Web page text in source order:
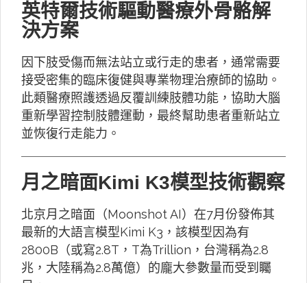
英特爾技術驅動醫療外骨骼解
決方案
因下肢受傷而無法站立或行走的患者，通常需要
接受密集的臨床復健與專業物理治療師的協助。
此類醫療照護透過反覆訓練肢體功能，協助大腦
重新學習控制肢體運動，最終幫助患者重新站立
並恢復行走能力。
月之暗面Kimi K3模型技術觀察
北京月之暗面（Moonshot AI）在7月份發佈其
最新的大語言模型Kimi K3，該模型因為有
2800B（或寫2.8T，T為Trillion，台灣稱為2.8
兆，大陸稱為2.8萬億）的龐大參數量而受到矚